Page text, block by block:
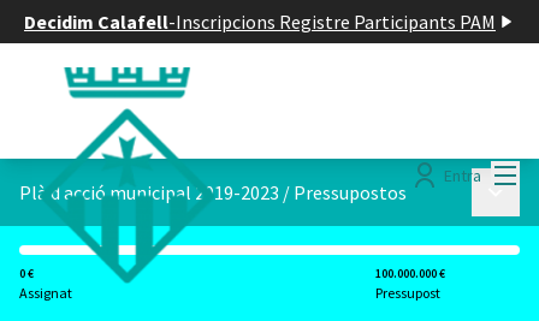
Decidim Calafell-Inscripcions Registre Participants PAM
Entra
Plà d acció municipal 2019-2023 / Pressupostos
0 €
Assignat
100.000.000 €
Pressupost